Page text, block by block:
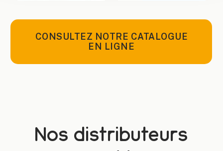
CONSULTEZ NOTRE CATALOGUE
EN LIGNE
Nos distributeurs